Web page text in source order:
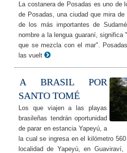
La costanera de Posadas es uno de
de Posadas, una ciudad que mira
de los más importantes de
nombre a la lengua guaraní, significa
que se mezcla con el mar".
las vuelt
A BRASIL POR
SANTO TOMÉ
Los que viajen a las playas
brasileñas tendrán oportunidad
de parar en estancia Yapeyú, a
la cual se ingresa en el kilómetro
localidad de Yapeyú, en